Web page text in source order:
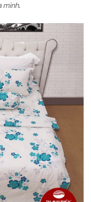
mình.